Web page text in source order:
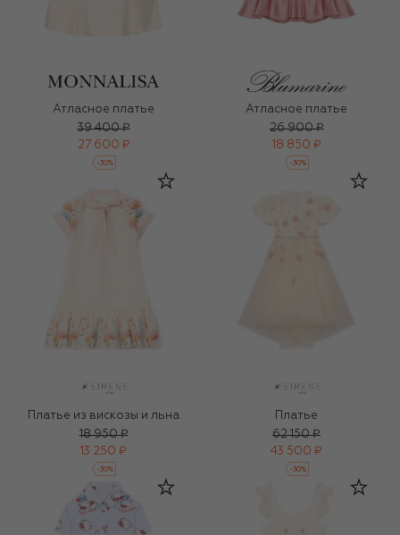
Атласное платье
39 400 ₽
27 600 ₽
-30%
Атласное платье
26 900 ₽
18 850 ₽
-30%
Платье из вискозы и льна
18 950 ₽
13 250 ₽
-30%
Платье
62 150 ₽
43 500 ₽
-30%